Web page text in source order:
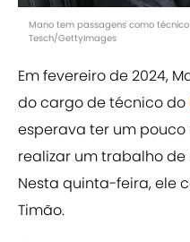
Mano tem passagens como
Tesch/GettyImages
Em fevereiro de 2024,
do cargo de técnico do
esperava ter um
realizar um trabalho
Nesta quinta-feira, ele
Timão.